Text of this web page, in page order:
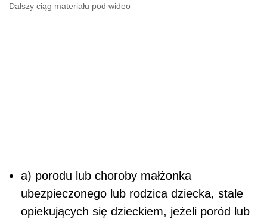
Dalszy ciąg materiału pod wideo
a) porodu lub choroby małżonka
ubezpieczonego lub rodzica dziecka, stale
opiekujących się dzieckiem, jeżeli poród lub